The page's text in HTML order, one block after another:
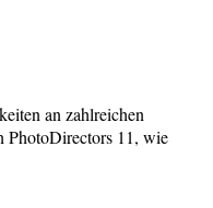
an zahlreichen
PhotoDirectors 11, wie